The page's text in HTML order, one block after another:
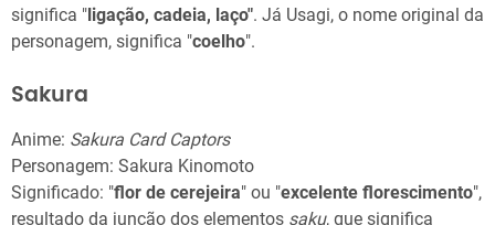
significa "ligação, cadeia, laço". Já Usagi, o nome original da
personagem, significa "coelho".
Sakura
Anime: Sakura Card Captors
Personagem: Sakura Kinomoto
Significado: "flor de cerejeira" ou "excelente florescimento",
resultado da junção dos elementos saku, que significa